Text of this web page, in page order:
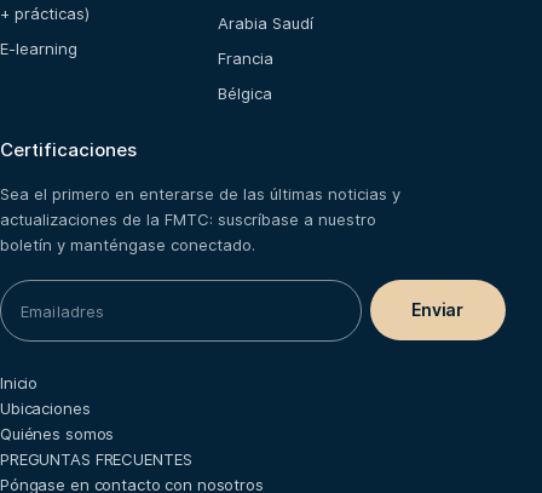
+ prácticas)
E-learning
Arabia Saudí
Francia
Bélgica
Certificaciones
Sea el primero en enterarse de las últimas noticias y
actualizaciones de la FMTC: suscríbase a nuestro
boletín y manténgase conectado.
Inicio
Ubicaciones
Quiénes somos
PREGUNTAS FRECUENTES
Póngase en contacto con nosotros